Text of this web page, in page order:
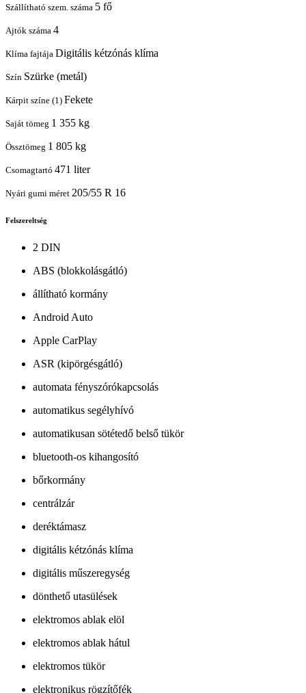
Szállítható szem. száma 5 fő
Ajtók száma 4
Klíma fajtája Digitális kétzónás klíma
Szín Szürke (metál)
Kárpit színe (1) Fekete
Saját tömeg 1 355 kg
Össztömeg 1 805 kg
Csomagtartó 471 liter
Nyári gumi méret 205/55 R 16
Felszereltség
2 DIN
ABS (blokkolásgátló)
állítható kormány
Android Auto
Apple CarPlay
ASR (kipörgésgátló)
automata fényszórókapcsolás
automatikus segélyhívó
automatikusan sötétedő belső tükör
bluetooth-os kihangosító
bőrkormány
centrálzár
deréktámasz
digitális kétzónás klíma
digitális műszeregység
dönthető utasülések
elektromos ablak elöl
elektromos ablak hátul
elektromos tükör
elektronikus rögzítőfék